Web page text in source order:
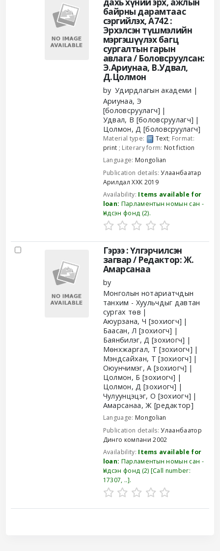
дахь хүний эрх, ажлын
байрны дарамтаас
сэргийлэх, А742 :
Эрхэлсэн түшмэлийн
мэргэшүүлэх багц
сургалтын гарын
авлага / Боловсруулсан:
Э.Ариунаа, В.Удвал,
Д.Цолмон
by Удирдлагын академи
Ариунаа, Э
[боловсруулагч]
Удвал, В [боловсруулагч]
Цолмон, Д [боловсруулагч]
Material type: Text; Format:
print ; Literary form:Not fiction
Language: Mongolian
Publication details:Улаанбаатар
Арилдал ХХК 2019
Availability: Items available for
loan: Парламентын номын сан -
Үндсэн фонд (2).
Гэрээ : Үлгэрчилсэн
загвар / Редактор: Ж.
Амарсанаа
by
Монголын нотариатчдын
танхим - Хуульчдыг давтан
сургах төв
Аюурзана, Ч [зохиогч]
Баасан, Л [зохиогч]
Баянбилэг, Д [зохиогч]
Мөнхжаргал, Т [зохиогч]
Мэндсайхан, Т [зохиогч]
Оюунчимэг, А [зохиогч]
Цолмон, Б [зохиогч]
Цолмон, Д [зохиогч]
Чулуунцэцэг, О [зохиогч]
Амарсанаа, Ж [редактор]
Language: Mongolian
Publication details:Улаанбаатор
Динго компани 2002
Availability: Items available for
loan: Парламентын номын сан -
Үндсэн фонд (2) Call number:
17307, .. .